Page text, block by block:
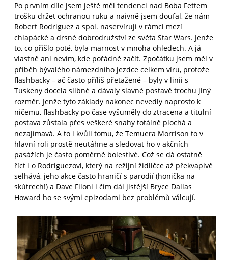
Po prvním díle jsem ještě měl tendenci nad Boba Fettem
trošku držet ochranou ruku a naivně jsem doufal, že nám
Robert Rodriguez a spol. naservírují v rámci mezí
chlapácké a drsné dobrodružství ze světa Star Wars. Jenže
to, co přišlo poté, byla marnost v mnoha ohledech. A já
vlastně ani nevím, kde pořádně začít. Zpočátku jsem měl v
příběh bývalého námezdního jezdce celkem víru, protože
flashbacky – ač často příliš přetažené – byly v linii s
Tuskeny docela slibné a dávaly slavné postavě trochu jiný
rozměr. Jenže tyto základy nakonec nevedly naprosto k
ničemu, flashbacky po čase vyšuměly do ztracena a titulní
postava zůstala přes veškeré snahy totálně plochá a
nezajímavá. A to i kvůli tomu, že Temuera Morrison to v
hlavní roli prostě neutáhne a sledovat ho v akčních
pasážích je často poměrně bolestivé. Což se dá ostatně
říct i o Rodriguezovi, který na režijní židličce až překvapivě
selhává, jeho akce často hraničí s parodií (honička na
skútrech!) a Dave Filoni i čím dál jistější Bryce Dallas
Howard ho se svými epizodami bez problémů válcují.